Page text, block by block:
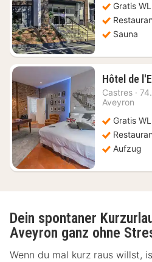
€
Gratis
Sauna
Hôtel de
Castres ·
Aveyron
Gratis
Aufzug
Dein spontaner
Aveyron ganz ohne
Wenn du mal kurz raus willst,